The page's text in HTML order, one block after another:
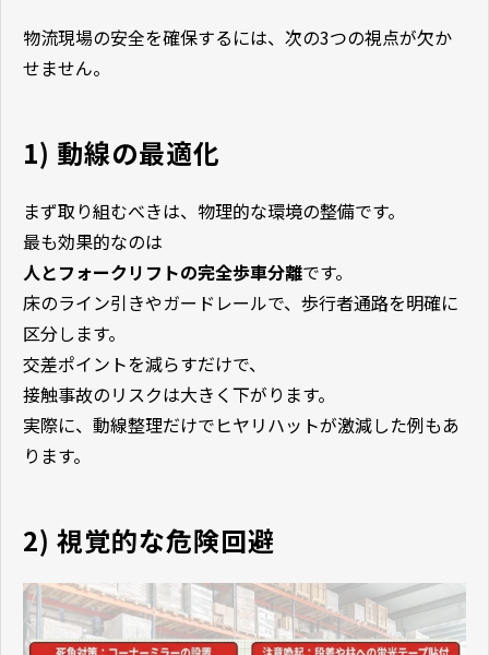
物流現場の安全を確保するには、次の3つの視点が欠か
せません。
1) 動線の最適化
まず取り組むべきは、物理的な環境の整備です。
最も効果的なのは
人とフォークリフトの完全歩車分離です。
床のライン引きやガードレールで、歩行者通路を明確に
区分します。
交差ポイントを減らすだけで、
接触事故のリスクは大きく下がります。
実際に、動線整理だけでヒヤリハットが激減した例もあ
ります。
2) 視覚的な危険回避